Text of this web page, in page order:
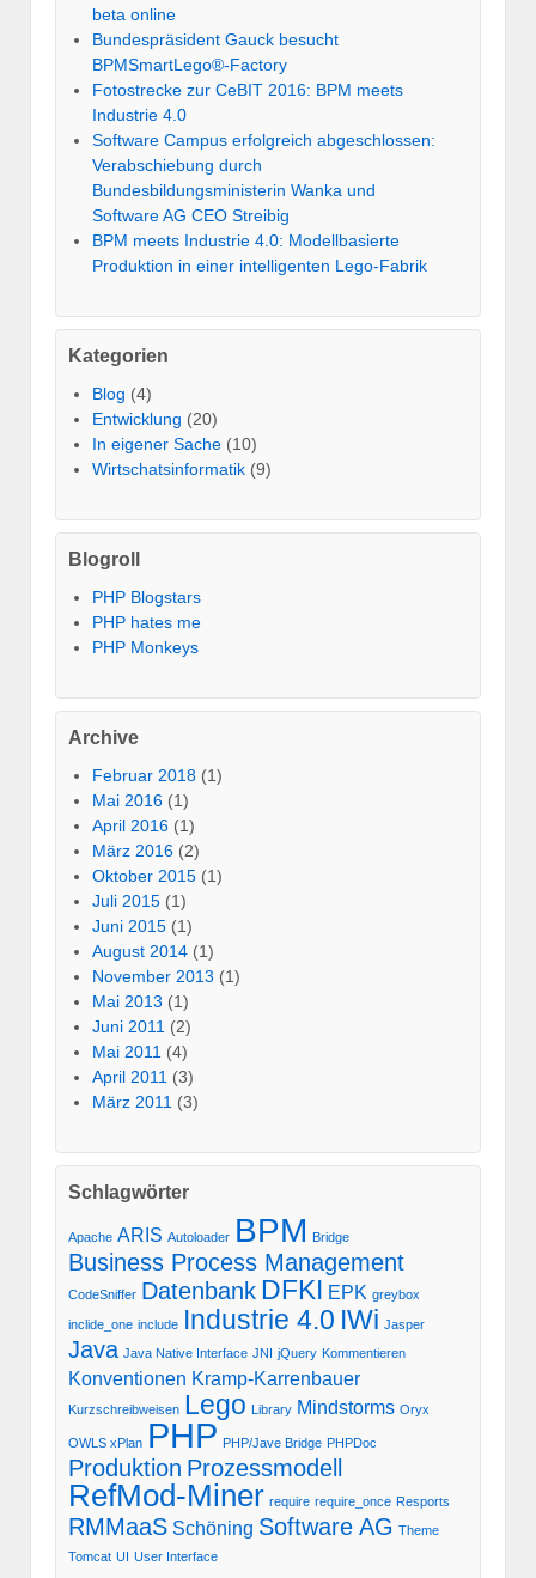
beta online
Bundespräsident Gauck besucht
BPMSmartLego®-Factory
Fotostrecke zur CeBIT 2016: BPM meets
Industrie 4.0
Software Campus erfolgreich abgeschlossen:
Verabschiebung durch
Bundesbildungsministerin Wanka und
Software AG CEO Streibig
BPM meets Industrie 4.0: Modellbasierte
Produktion in einer intelligenten Lego-Fabrik
Kategorien
Blog (4)
Entwicklung (20)
In eigener Sache (10)
Wirtschatsinformatik (9)
Blogroll
PHP Blogstars
PHP hates me
PHP Monkeys
Archive
Februar 2018 (1)
Mai 2016 (1)
April 2016 (1)
März 2016 (2)
Oktober 2015 (1)
Juli 2015 (1)
Juni 2015 (1)
August 2014 (1)
November 2013 (1)
Mai 2013 (1)
Juni 2011 (2)
Mai 2011 (4)
April 2011 (3)
März 2011 (3)
Schlagwörter
Apache ARIS Autoloader BPM Bridge
Business Process Management
CodeSniffer Datenbank DFKI EPK greybox
inclide_one include Industrie 4.0 IWi Jasper
Java Java Native Interface JNI jQuery Kommentieren
Konventionen Kramp-Karrenbauer
Kurzschreibweisen Lego Library Mindstorms Oryx
OWLS xPlan PHP PHP/Jave Bridge PHPDoc
Produktion Prozessmodell
RefMod-Miner require require_once Resports
RMMaaS Schöning Software AG Theme
Tomcat UI User Interface